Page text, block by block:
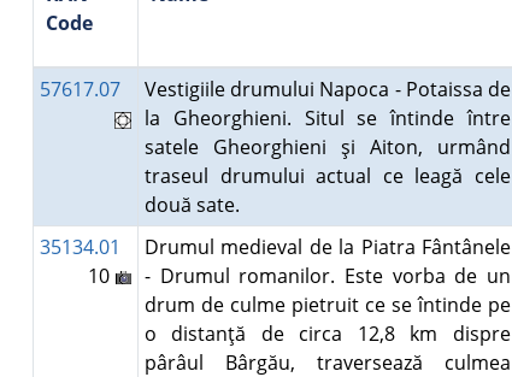
Code
57617.07
Vestigiile drumului Napoca - Potaissa de
la Gheorghieni. Situl se întinde între
satele Gheorghieni şi Aiton, urmând
traseul drumului actual ce leagă cele
două sate.
35134.01
10
Drumul medieval de la Piatra Fântânele
- Drumul romanilor. Este vorba de un
drum de culme pietruit ce se întinde pe
o distanţă de circa 12,8 km dispre
pârâul Bârgău, traversează culmea